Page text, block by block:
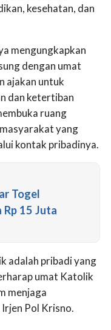
kesehatan, dan
mengungkapkan
dengan umat
ajakan untuk
dan ketertiban
ruang
yang
kontak pribadinya.
Togel
15 Juta
adalah pribadi yang
umat Katolik
menjaga
Pol Krisno.